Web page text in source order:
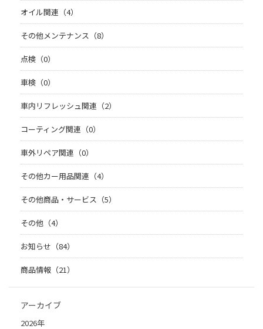
オイル関連（4）
その他メンテナンス（8）
点検（0）
車検（0）
車内リフレッシュ関連（2）
コーティング関連（0）
車外リペア関連（0）
その他カー用品関連（4）
その他商品・サービス（5）
その他（4）
お知らせ（84）
商品情報（21）
アーカイブ
2026年